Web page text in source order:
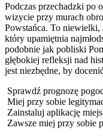
Podczas przechadzki po
wizycie przy murach
Powstańca. To
który upamiętnia
podobnie jak pobliski
głębokiej refleksji nad
jest niezbędne, by
Sprawdź prognozę
Miej przy sobie
Zainstaluj aplikację
Zawsze miej przy sobie